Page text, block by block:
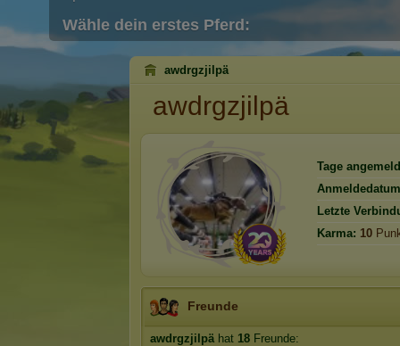
Wähle dein erstes Pferd:
awdrgzjilpä
awdrgzjilpä
Tage
Letzte
Karma: 10
Freunde
awdrgzjilpä hat 18 Freunde: